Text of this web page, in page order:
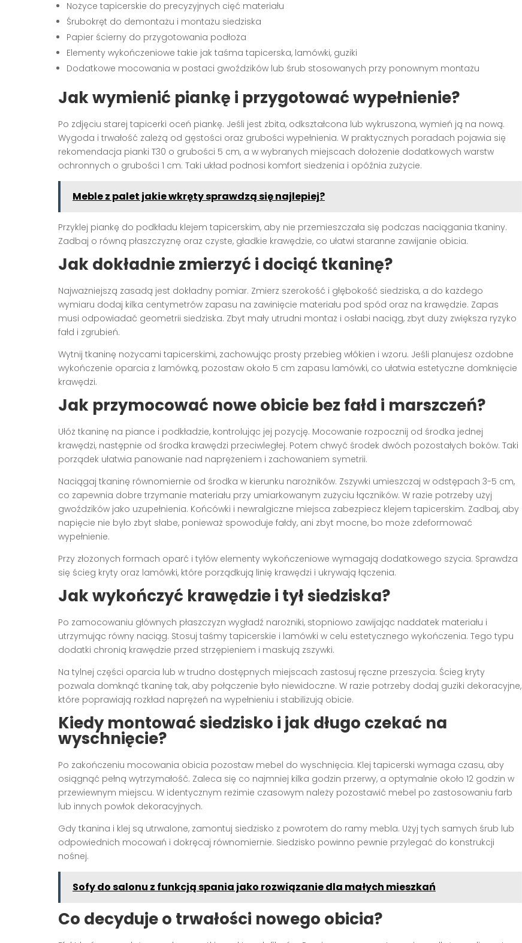
Nożyce tapicerskie do precyzyjnych cięć materiału
Śrubokręt do demontażu i montażu siedziska
Papier ścierny do przygotowania podłoża
Elementy wykończeniowe takie jak taśma tapicerska, lamówki, guziki
Dodatkowe mocowania w postaci gwoździków lub śrub stosowanych przy ponownym montażu
Jak wymienić piankę i przygotować wypełnienie?
Po zdjęciu starej tapicerki oceń piankę. Jeśli jest zbita, odkształcona lub wykruszona, wymień ją na nową.
Wygoda i trwałość zależą od gęstości oraz grubości wypełnienia. W praktycznych poradach pojawia się
rekomendacja pianki T30 o grubości 5 cm, a w wybranych miejscach dołożenie dodatkowych warstw
ochronnych o grubości 1 cm. Taki układ podnosi komfort siedzenia i opóźnia zużycie.
Meble z palet jakie wkręty sprawdzą się najlepiej?
Przyklej piankę do podkładu klejem tapicerskim, aby nie przemieszczała się podczas naciągania tkaniny.
Zadbaj o równą płaszczyznę oraz czyste, gładkie krawędzie, co ułatwi staranne zawijanie obicia.
Jak dokładnie zmierzyć i dociąć tkaninę?
Najważniejszą zasadą jest dokładny pomiar. Zmierz szerokość i głębokość siedziska, a do każdego
wymiaru dodaj kilka centymetrów zapasu na zawinięcie materiału pod spód oraz na krawędzie. Zapas
musi odpowiadać geometrii siedziska. Zbyt mały utrudni montaż i osłabi naciąg, zbyt duży zwiększa ryzyko
fałd i zgrubień.
Wytnij tkaninę nożycami tapicerskimi, zachowując prosty przebieg włókien i wzoru. Jeśli planujesz ozdobne
wykończenie oparcia z lamówką, pozostaw około 5 cm zapasu lamówki, co ułatwia estetyczne domknięcie
krawędzi.
Jak przymocować nowe obicie bez fałd i marszczeń?
Ułóż tkaninę na piance i podkładzie, kontrolując jej pozycję. Mocowanie rozpocznij od środka jednej
krawędzi, następnie od środka krawędzi przeciwległej. Potem chwyć środek dwóch pozostałych boków. Taki
porządek ułatwia panowanie nad naprężeniem i zachowaniem symetrii.
Naciągaj tkaninę równomiernie od środka w kierunku narożników. Zszywki umieszczaj w odstępach 3-5 cm,
co zapewnia dobre trzymanie materiału przy umiarkowanym zużyciu łączników. W razie potrzeby użyj
gwoździków jako uzupełnienia. Końcówki i newralgiczne miejsca zabezpiecz klejem tapicerskim. Zadbaj, aby
napięcie nie było zbyt słabe, ponieważ spowoduje fałdy, ani zbyt mocne, bo może zdeformować
wypełnienie.
Przy złożonych formach oparć i tyłów elementy wykończeniowe wymagają dodatkowego szycia. Sprawdza
się ścieg kryty oraz lamówki, które porządkują linię krawędzi i ukrywają łączenia.
Jak wykończyć krawędzie i tył siedziska?
Po zamocowaniu głównych płaszczyzn wygładź narożniki, stopniowo zawijając naddatek materiału i
utrzymując równy naciąg. Stosuj taśmy tapicerskie i lamówki w celu estetycznego wykończenia. Tego typu
dodatki chronią krawędzie przed strzępieniem i maskują zszywki.
Na tylnej części oparcia lub w trudno dostępnych miejscach zastosuj ręczne przeszycia. Ścieg kryty
pozwala domknąć tkaninę tak, aby połączenie było niewidoczne. W razie potrzeby dodaj guziki dekoracyjne,
które poprawiają rozkład naprężeń na wypełnieniu i stabilizują obicie.
Kiedy montować siedzisko i jak długo czekać na
wyschnięcie?
Po zakończeniu mocowania obicia pozostaw mebel do wyschnięcia. Klej tapicerski wymaga czasu, aby
osiągnąć pełną wytrzymałość. Zaleca się co najmniej kilka godzin przerwy, a optymalnie około 12 godzin w
przewiewnym miejscu. W identycznym reżimie czasowym należy pozostawić mebel po zastosowaniu farb
lub innych powłok dekoracyjnych.
Gdy tkanina i klej są utrwalone, zamontuj siedzisko z powrotem do ramy mebla. Użyj tych samych śrub lub
odpowiednich mocowań i dokręcaj równomiernie. Siedzisko powinno pewnie przylegać do konstrukcji
nośnej.
Sofy do salonu z funkcją spania jako rozwiązanie dla małych mieszkań
Co decyduje o trwałości nowego obicia?